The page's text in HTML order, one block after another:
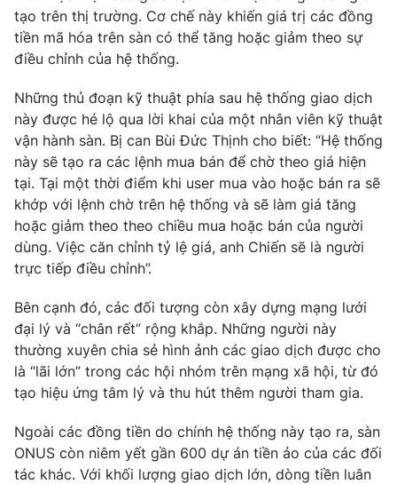
Theo dõi báo trên
Cơ quan chủ quản:Đài Truyền hình Việt Nam
Cơ quan báo chí:Thời báo VTV
Giấy phép hoạt động báo in và báo điện tử số 483/GP-BTTTT
cấp ngày 29/12/2023
Tổng Biên tập:
Phó Tổng Biên tập:Nguyễn Thị Mỹ Hạnh, Phạm Quốc Thắng,
Nguyễn Trọng Ninh
Tổng đài VTV:024.38 355 931 - 024.38 355 932
Ðiện thoại Thời báo VTV:024.66 897 897
Email:toasoan@vtv.vn
Liên hệ quảng cáo:024-7300.7108
tạo trên thị trường. Cơ chế này khiến giá trị các đồng
tiền mã hóa trên sàn có thể tăng hoặc giảm theo sự
điều chỉnh của hệ thống.
Những thủ đoạn kỹ thuật phía sau hệ thống giao dịch
này được hé lộ qua lời khai của một nhân viên kỹ thuật
vận hành sàn. Bị can Bùi Đức Thịnh cho biết: “Hệ thống
này sẽ tạo ra các lệnh mua bán để chờ theo giá hiện
tại. Tại một thời điểm khi user mua vào hoặc bán ra sẽ
khớp với lệnh chờ trên hệ thống và sẽ làm giá tăng
hoặc giảm theo theo chiều mua hoặc bán của người
dùng. Việc căn chỉnh tỷ lệ giá, anh Chiến sẽ là người
trực tiếp điều chỉnh”.
Bên cạnh đó, các đối tượng còn xây dựng mạng lưới
đại lý và “chân rết” rộng khắp. Những người này
thường xuyên chia sẻ hình ảnh các giao dịch được cho
là “lãi lớn” trong các hội nhóm trên mạng xã hội, từ đó
tạo hiệu ứng tâm lý và thu hút thêm người tham gia.
Ngoài các đồng tiền do chính hệ thống này tạo ra, sàn
ONUS còn niêm yết gần 600 dự án tiền ảo của các đối
tác khác. Với khối lượng giao dịch lớn, dòng tiền luân